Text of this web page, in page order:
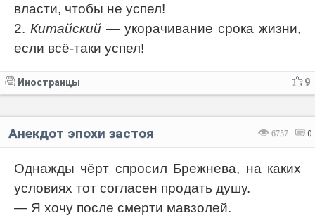
власти, чтобы не успел!
2. Китайский — укорачивание срока жизни,
если всё-таки успел!
9
Иностранцы
6757 0
Анекдот эпохи застоя
Однажды чёрт спросил Брежнева, на каких
условиях тот согласен продать душу.
— Я хочу после смерти мавзолей.